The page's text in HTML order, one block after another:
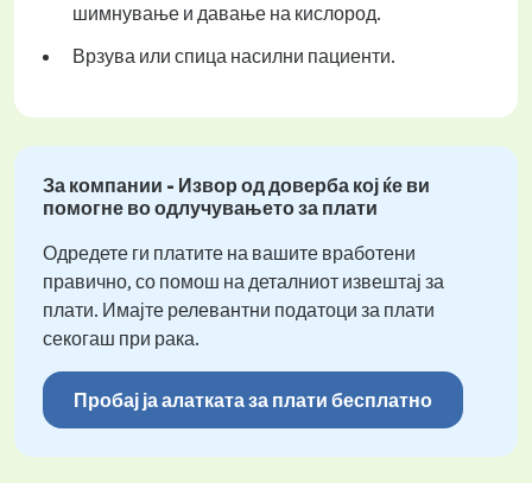
шимнување и давање на кислород.
Врзува или спица насилни пациенти.
За компании - Извор од доверба кој ќе ви
помогне во одлучувањето за плати
Одредете ги платите на вашите вработени
правично, со помош на деталниот извештај за
плати. Имајте релевантни податоци за плати
секогаш при рака.
Пробај ја алатката за плати бесплатно